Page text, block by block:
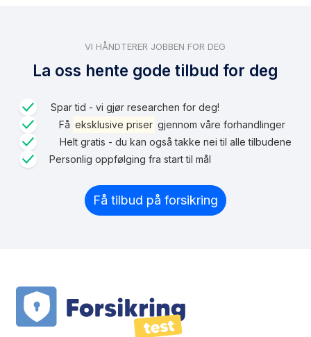
VI HÅNDTERER JOBBEN FOR DEG
La oss hente gode tilbud for deg
Spar tid - vi gjør researchen for deg!
Få eksklusive priser gjennom våre forhandlinger
Helt gratis - du kan også takke nei til alle tilbudene
Personlig oppfølging fra start til mål
Få tilbud på forsikring